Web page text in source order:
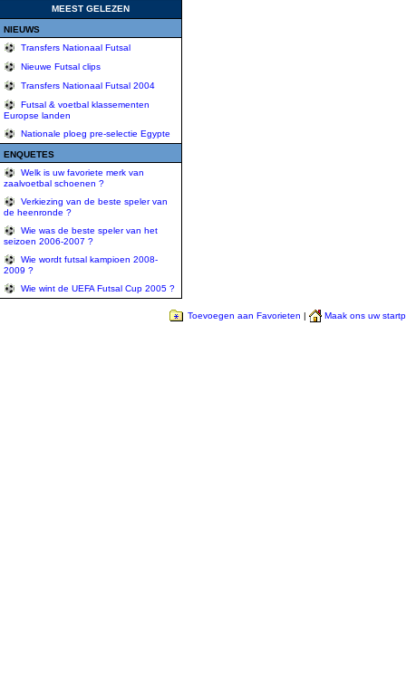
MEEST GELEZEN
NIEUWS
Transfers Nationaal Futsal
Nieuwe Futsal clips
Transfers Nationaal Futsal 2004
Futsal & voetbal klassementen
Europse landen
Nationale ploeg pre-selectie Egypte
ENQUETES
Welk is uw favoriete merk van
zaalvoetbal schoenen ?
Verkiezing van de beste speler van
de heenronde ?
Wie was de beste speler van het
seizoen 2006-2007 ?
Wie wordt futsal kampioen 2008-
2009 ?
Wie wint de UEFA Futsal Cup 2005 ?
Toevoegen aan Favorieten | Maak ons uw